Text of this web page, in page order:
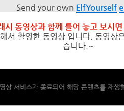
Send your own ElfYourself
시 동영상과 함께 틀어 놓고 보시
서 촬영한 동영상 입니다. 동영상
습니다.~
상 서비스가 종료되어 해당 콘텐츠를 재생